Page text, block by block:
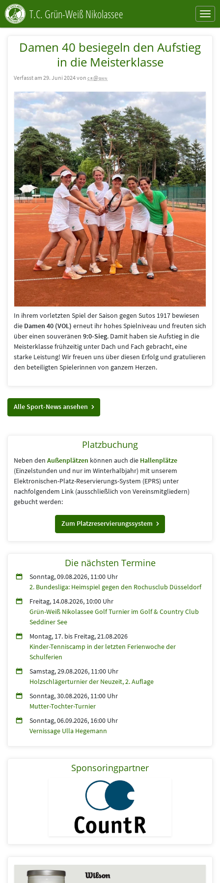
T.C. Grün-Weiß Nikolassee
Damen 40 besiegeln den Aufstieg
in die Meisterklasse
Verfasst am 29. Juni 2024 von cr@gwn
In ihrem vorletzten Spiel der Saison gegen Sutos 1917 bewiesen
die Damen 40 (VOL) erneut ihr hohes Spielniveau und freuten sich
über einen souveränen 9:0-Sieg. Damit haben sie Aufstieg in die
Meisterklasse frühzeitig unter Dach und Fach gebracht, eine
starke Leistung! Wir freuen uns über diesen Erfolg und gratulieren
den beteiligten Spielerinnen von ganzem Herzen.
Alle Sport-News ansehen
Platzbuchung
Neben den Außenplätzen können auch die Hallenplätze
(Einzelstunden und nur im Winterhalbjahr) mit unserem
Elektronischen-Platz-Reservierungs-System (EPRS) unter
nachfolgendem Link (aus­schließlich von Vereins­mitgliedern)
gebucht werden:
Zum Platzreservierungssystem
Die nächsten Termine
Sonntag, 09.08.2026, 11:00 Uhr
2. Bundesliga: Heimspiel gegen den Rochusclub Düsseldorf
Freitag, 14.08.2026, 10:00 Uhr
Grün-Weiß Nikolassee Golf Turnier im Golf & Country Club
Seddiner See
Montag, 17. bis Freitag, 21.08.2026
Kinder-Tenniscamp in der letzten Ferienwoche der
Schulferien
Samstag, 29.08.2026, 11:00 Uhr
Holzschlägerturnier der Neuzeit, 2. Auflage
Sonntag, 30.08.2026, 11:00 Uhr
Mutter-Tochter-Turnier
Sonntag, 06.09.2026, 16:00 Uhr
Vernissage Ulla Hegemann
Sponsoringpartner